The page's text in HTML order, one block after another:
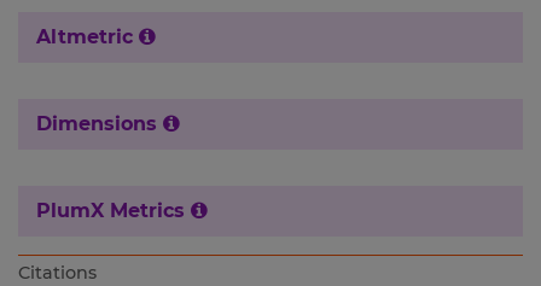
Altmetric
Dimensions
PlumX Metrics
Citations